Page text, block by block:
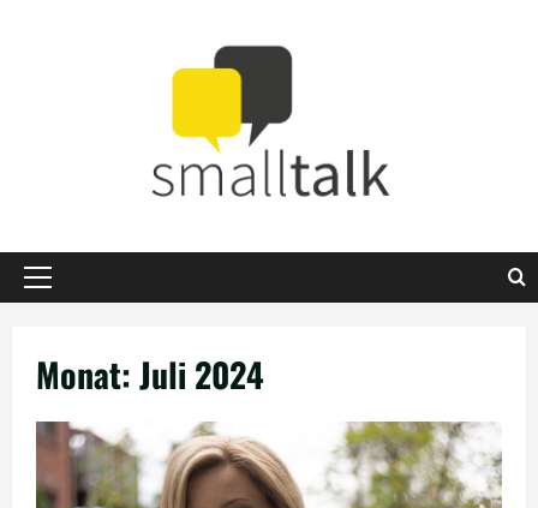
Primäres
Monat:Juli 2024